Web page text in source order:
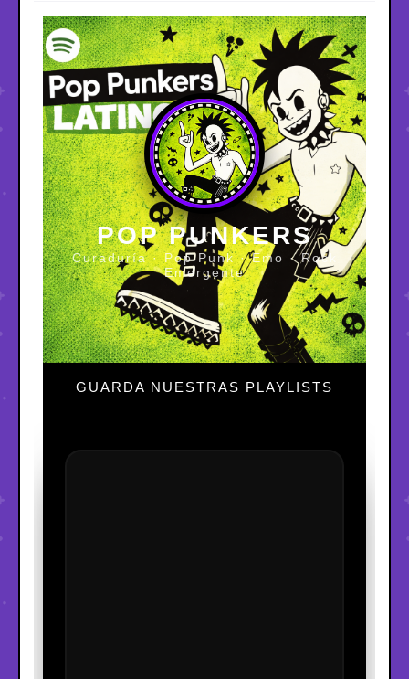
POP PUNKERS
Curaduría · Pop Punk · Emo · Rock
Emergente
GUARDA NUESTRAS PLAYLISTS